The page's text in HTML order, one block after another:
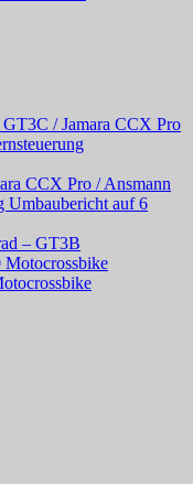
/ Jamara CCX Pro
CCX Pro / Ansmann
Umbaubericht auf 6
– GT3B